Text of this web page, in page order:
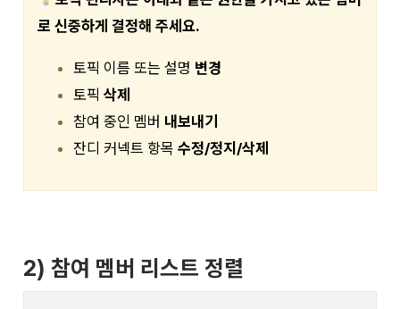
로 신중하게 결정해 주세요.
토픽 이름 또는 설명 변경
토픽삭제
참여 중인 멤버 내보내기
잔디 커넥트 항목수정/정지/삭제
2) 참여 멤버 리스트 정렬